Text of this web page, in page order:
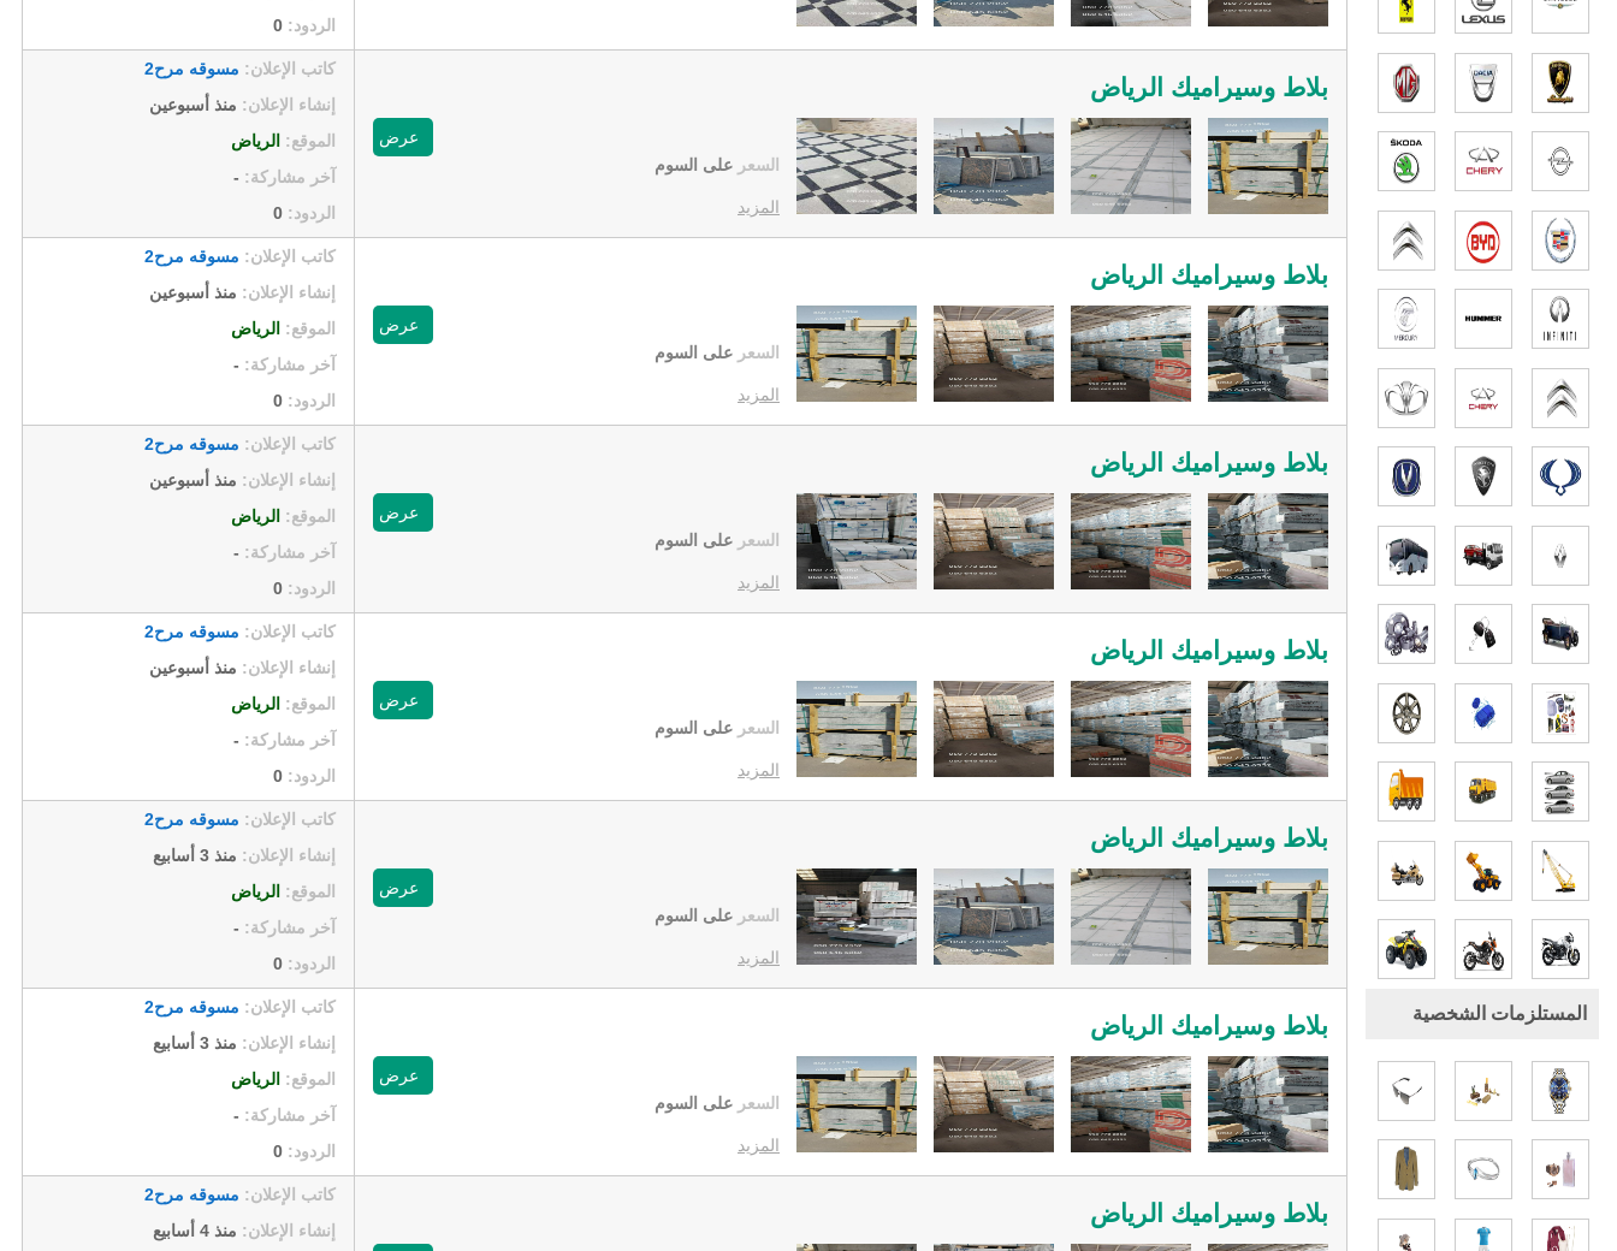
المستلزمات الشخصية
الردود:0
بلاط وسيراميك الرياض
المزيد
السعر على السوم
عرض
كاتب الإعلان: مسوقه مرح2
إنشاء الإعلان: منذ أسبوعين
الموقع: الرياض
آخر مشاركة: -
الردود:0
بلاط وسيراميك الرياض
المزيد
السعر على السوم
عرض
كاتب الإعلان: مسوقه مرح2
إنشاء الإعلان: منذ أسبوعين
الموقع: الرياض
آخر مشاركة: -
الردود:0
بلاط وسيراميك الرياض
المزيد
السعر على السوم
عرض
كاتب الإعلان: مسوقه مرح2
إنشاء الإعلان: منذ أسبوعين
الموقع: الرياض
آخر مشاركة: -
الردود:0
بلاط وسيراميك الرياض
المزيد
السعر على السوم
عرض
كاتب الإعلان: مسوقه مرح2
إنشاء الإعلان: منذ أسبوعين
الموقع: الرياض
آخر مشاركة: -
الردود:0
بلاط وسيراميك الرياض
المزيد
السعر على السوم
عرض
كاتب الإعلان: مسوقه مرح2
إنشاء الإعلان: منذ 3 أسابيع
الموقع: الرياض
آخر مشاركة: -
الردود:0
بلاط وسيراميك الرياض
المزيد
السعر على السوم
عرض
كاتب الإعلان: مسوقه مرح2
إنشاء الإعلان: منذ 3 أسابيع
الموقع: الرياض
آخر مشاركة: -
الردود:0
بلاط وسيراميك الرياض
كاتب الإعلان: مسوقه مرح2
إنشاء الإعلان: منذ 4 أسابيع